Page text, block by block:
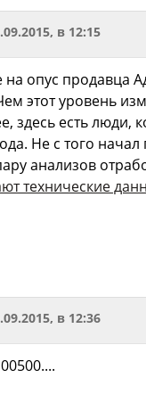
в 12:15
на опус продавца
этот уровень
здесь есть люди,
Не с того
анализов
технические
в 12:36